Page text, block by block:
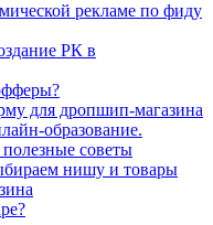
рекламе по фиду
РК в
для дропшип-магазина
образование.
советы
нишу и товары